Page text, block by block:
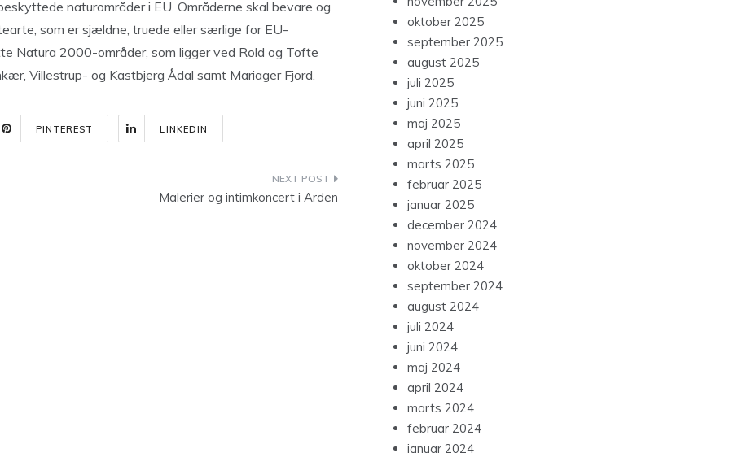
naturområder i EU. Områderne skal bevare og
som er sjældne, truede eller særlige for EU-
Natura 2000-områder, som ligger ved Rold og Tofte
Villestrup- og Kastbjerg Ådal samt Mariager Fjord.
PINTEREST LINKEDIN
Malerier og intimkoncert i Arden
oktober 2025
september 2025
august 2025
juli 2025
juni 2025
maj 2025
april 2025
marts 2025
februar 2025
januar 2025
december 2024
november 2024
oktober 2024
september 2024
august 2024
juli 2024
juni 2024
maj 2024
april 2024
marts 2024
februar 2024
januar 2024